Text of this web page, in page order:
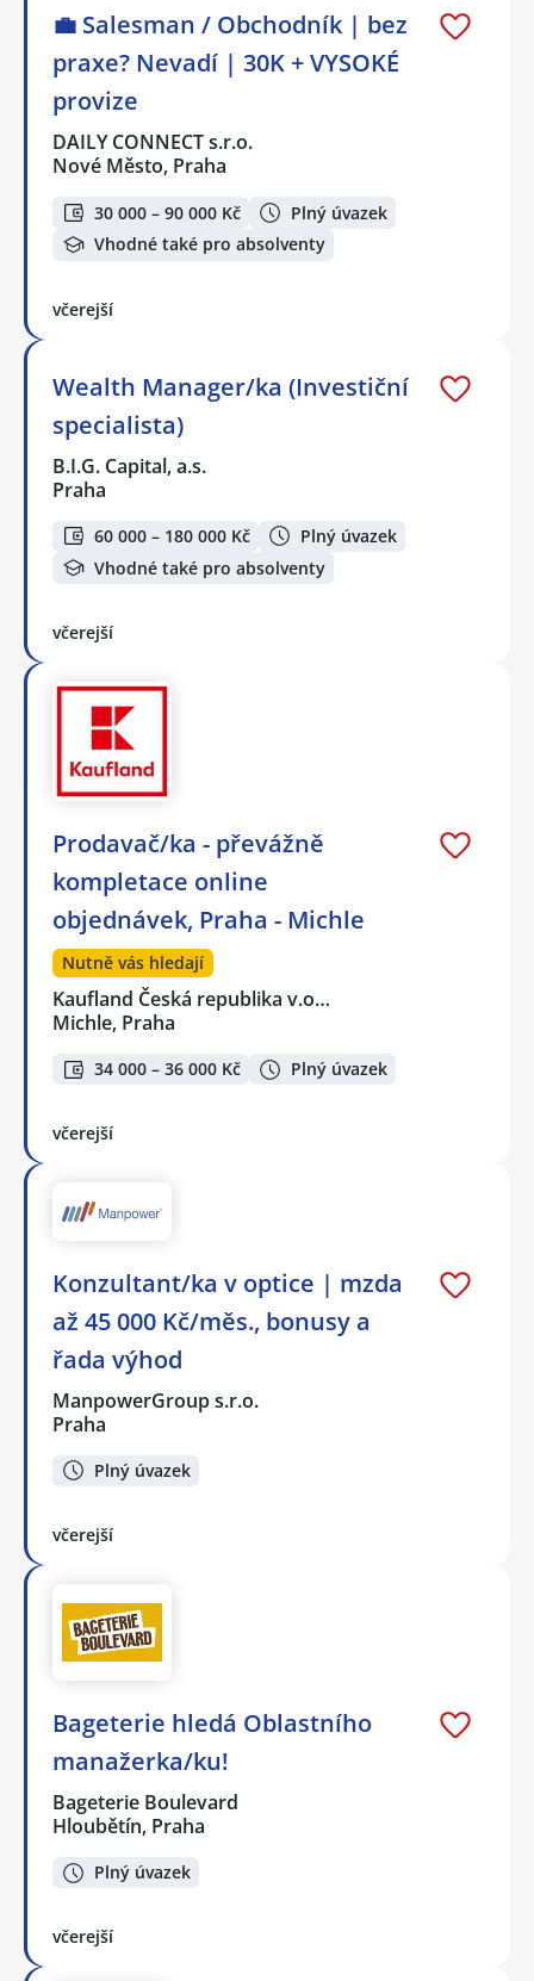
💼 Salesman / Obchodník | bez
praxe? Nevadí | 30K + VYSOKÉ
provize
DAILY CONNECT s.r.o.
Nové Město, Praha
30 000 – 90 000 Kč
Plný úvazek
Vhodné také pro absolventy
včerejší
Wealth Manager/ka (Investiční
specialista)
B.I.G. Capital, a.s.
Praha
60 000 – 180 000 Kč
Plný úvazek
Vhodné také pro absolventy
včerejší
Prodavač/ka - převážně
kompletace online
objednávek, Praha - Michle
Nutně vás hledají
Kaufland Česká republika v.o…
Michle, Praha
34 000 – 36 000 Kč Plný úvazek
včerejší
Konzultant/ka v optice | mzda
až 45 000 Kč/měs., bonusy a
řada výhod
ManpowerGroup s.r.o.
Praha
Plný úvazek
včerejší
Bageterie hledá Oblastního
manažerka/ku!
Bageterie Boulevard
Hloubětín, Praha
Plný úvazek
včerejší